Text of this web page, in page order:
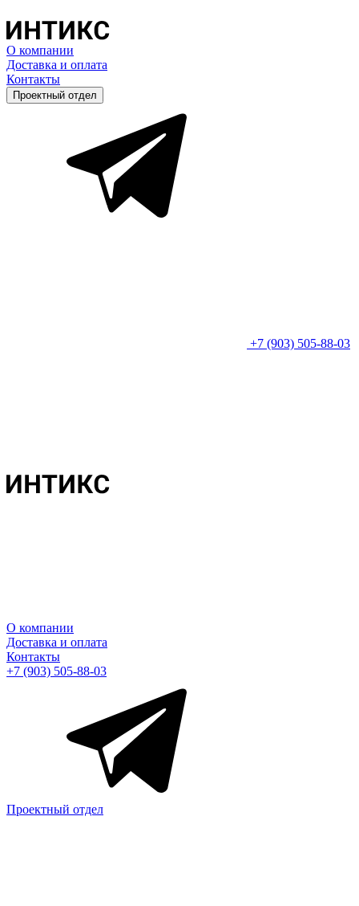
О компании
Доставка и оплата
Контакты
Проектный отдел
+7 (903) 505-88-03
О компании
Доставка и оплата
Контакты
+7 (903) 505-88-03
Проектный отдел